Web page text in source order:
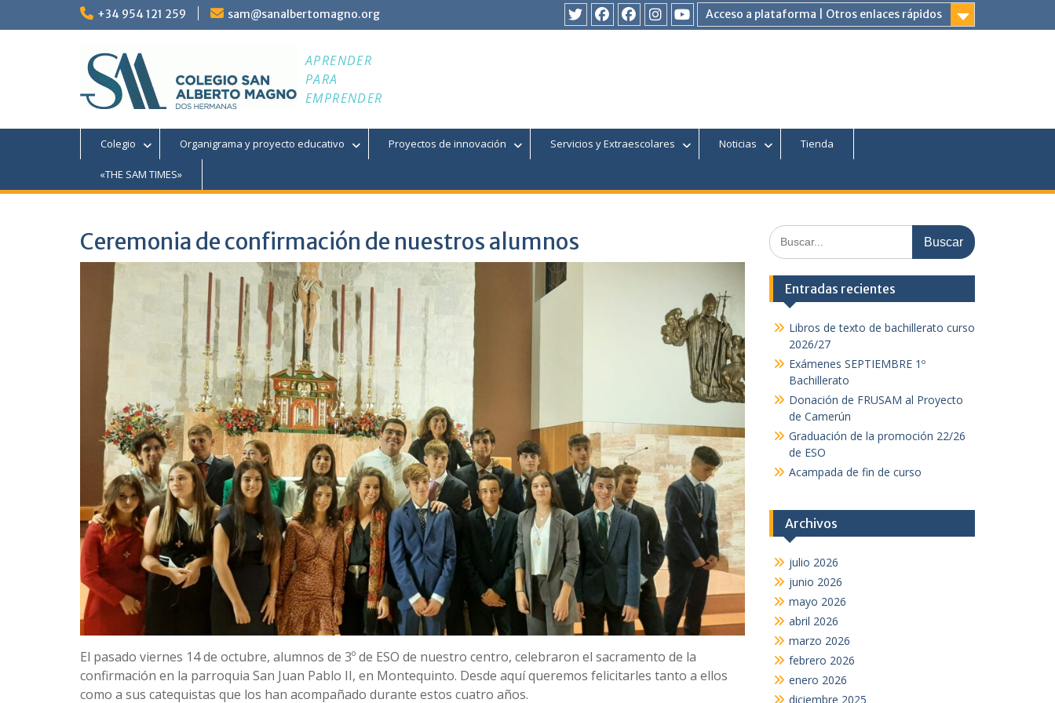
+34 954 121 259 sam@sanalbertomagno.org
Acceso a plataforma | Otros enlaces rápidos
TwitterFacebookFacebookInstagram
YouTube
APRENDER
PARA
EMPRENDER
Colegio Organigrama y proyecto educativo Proyectos de innovación Servicios y Extraescolares Noticias Tienda
«THE SAM TIMES»
Ceremonia de confirmación de nuestros alumnos
El pasado viernes 14 de octubre, alumnos de 3º de ESO de nuestro centro, celebraron el sacramento de la
confirmación en la parroquia San Juan Pablo II, en Montequinto. Desde aquí queremos felicitarles tanto a ellos
como a sus catequistas que los han acompañado durante estos cuatro años.
Buscar:
Entradas recientes
Libros de texto de bachillerato curso
2026/27
Exámenes SEPTIEMBRE 1º
Bachillerato
Donación de FRUSAM al Proyecto
de Camerún
Graduación de la promoción 22/26
de ESO
Acampada de fin de curso
Archivos
julio 2026
junio 2026
mayo 2026
abril 2026
marzo 2026
febrero 2026
enero 2026
diciembre 2025